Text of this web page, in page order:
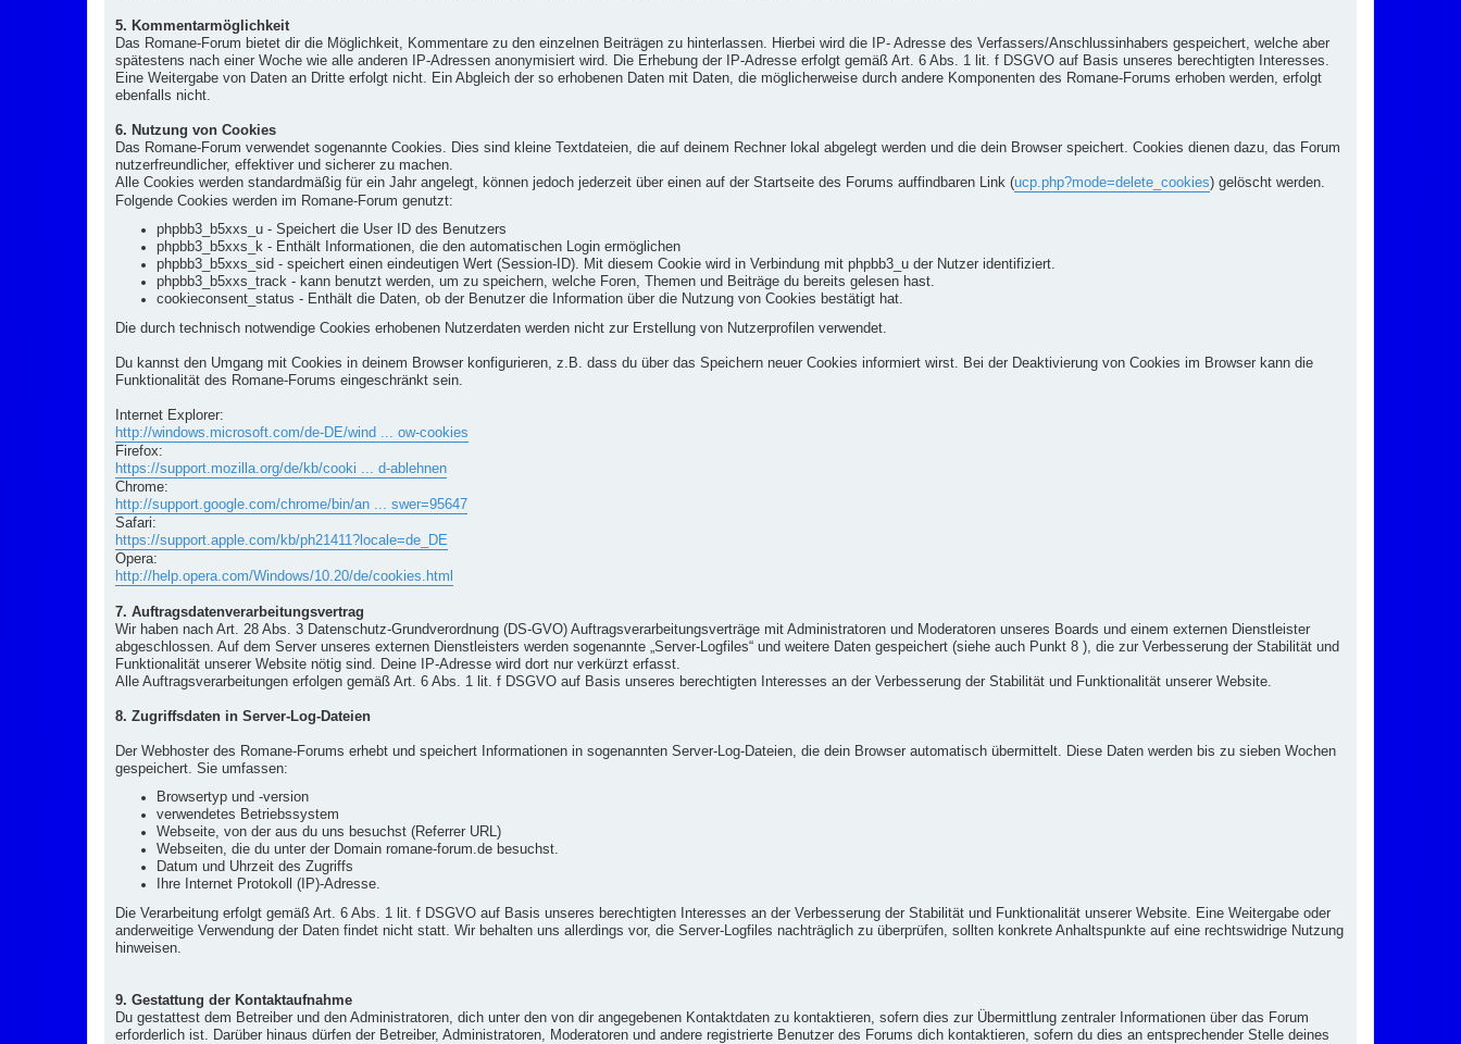
5. Kommentarmöglichkeit
Das Romane-Forum bietet dir die Möglichkeit, Kommentare zu den einzelnen Beiträgen zu hinterlassen. Hierbei wird die IP- Adresse des Verfassers/Anschlussinhabers gespeichert, welche aber
spätestens nach einer Woche wie alle anderen IP-Adressen anonymisiert wird. Die Erhebung der IP-Adresse erfolgt gemäß Art. 6 Abs. 1 lit. f DSGVO auf Basis unseres berechtigten Interesses.
Eine Weitergabe von Daten an Dritte erfolgt nicht. Ein Abgleich der so erhobenen Daten mit Daten, die möglicherweise durch andere Komponenten des Romane-Forums erhoben werden, erfolgt
ebenfalls nicht.
6. Nutzung von Cookies
Das Romane-Forum verwendet sogenannte Cookies. Dies sind kleine Textdateien, die auf deinem Rechner lokal abgelegt werden und die dein Browser speichert. Cookies dienen dazu, das Forum
nutzerfreundlicher, effektiver und sicherer zu machen.
Alle Cookies werden standardmäßig für ein Jahr angelegt, können jedoch jederzeit über einen auf der Startseite des Forums auffindbaren Link (ucp.php?mode=delete_cookies) gelöscht werden.
Folgende Cookies werden im Romane-Forum genutzt:
phpbb3_b5xxs_u - Speichert die User ID des Benutzers
phpbb3_b5xxs_k - Enthält Informationen, die den automatischen Login ermöglichen
phpbb3_b5xxs_sid - speichert einen eindeutigen Wert (Session-ID). Mit diesem Cookie wird in Verbindung mit phpbb3_u der Nutzer identifiziert.
phpbb3_b5xxs_track - kann benutzt werden, um zu speichern, welche Foren, Themen und Beiträge du bereits gelesen hast.
cookieconsent_status - Enthält die Daten, ob der Benutzer die Information über die Nutzung von Cookies bestätigt hat.
Die durch technisch notwendige Cookies erhobenen Nutzerdaten werden nicht zur Erstellung von Nutzerprofilen verwendet.
Du kannst den Umgang mit Cookies in deinem Browser konfigurieren, z.B. dass du über das Speichern neuer Cookies informiert wirst. Bei der Deaktivierung von Cookies im Browser kann die
Funktionalität des Romane-Forums eingeschränkt sein.
Internet Explorer:
http://windows.microsoft.com/de-DE/wind ... ow-cookies
Firefox:
https://support.mozilla.org/de/kb/cooki ... d-ablehnen
Chrome:
http://support.google.com/chrome/bin/an ... swer=95647
Safari:
https://support.apple.com/kb/ph21411?locale=de_DE
Opera:
http://help.opera.com/Windows/10.20/de/cookies.html
7. Auftragsdatenverarbeitungsvertrag
Wir haben nach Art. 28 Abs. 3 Datenschutz-Grundverordnung (DS-GVO) Auftragsverarbeitungsverträge mit Administratoren und Moderatoren unseres Boards und einem externen Dienstleister
abgeschlossen. Auf dem Server unseres externen Dienstleisters werden sogenannte „Server-Logfiles“ und weitere Daten gespeichert (siehe auch Punkt 8 ), die zur Verbesserung der Stabilität und
Funktionalität unserer Website nötig sind. Deine IP-Adresse wird dort nur verkürzt erfasst.
Alle Auftragsverarbeitungen erfolgen gemäß Art. 6 Abs. 1 lit. f DSGVO auf Basis unseres berechtigten Interesses an der Verbesserung der Stabilität und Funktionalität unserer Website.
8. Zugriffsdaten in Server-Log-Dateien
Der Webhoster des Romane-Forums erhebt und speichert Informationen in sogenannten Server-Log-Dateien, die dein Browser automatisch übermittelt. Diese Daten werden bis zu sieben Wochen
gespeichert. Sie umfassen:
Browsertyp und -version
verwendetes Betriebssystem
Webseite, von der aus du uns besuchst (Referrer URL)
Webseiten, die du unter der Domain romane-forum.de besuchst.
Datum und Uhrzeit des Zugriffs
Ihre Internet Protokoll (IP)-Adresse.
Die Verarbeitung erfolgt gemäß Art. 6 Abs. 1 lit. f DSGVO auf Basis unseres berechtigten Interesses an der Verbesserung der Stabilität und Funktionalität unserer Website. Eine Weitergabe oder
anderweitige Verwendung der Daten findet nicht statt. Wir behalten uns allerdings vor, die Server-Logfiles nachträglich zu überprüfen, sollten konkrete Anhaltspunkte auf eine rechtswidrige Nutzung
hinweisen.
9. Gestattung der Kontaktaufnahme
Du gestattest dem Betreiber und den Administratoren, dich unter den von dir angegebenen Kontaktdaten zu kontaktieren, sofern dies zur Übermittlung zentraler Informationen über das Forum
erforderlich ist. Darüber hinaus dürfen der Betreiber, Administratoren, Moderatoren und andere registrierte Benutzer des Forums dich kontaktieren, sofern du dies an entsprechender Stelle deines